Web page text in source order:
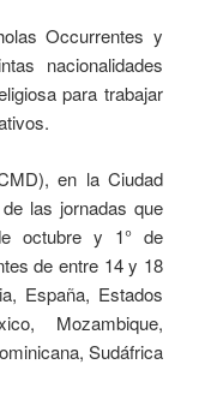
Occurrentes y
nacionalidades
para trabajar
en la Ciudad
las jornadas que
octubre y 1° de
de entre 14 y 18
España, Estados
Mozambique,
Sudáfrica